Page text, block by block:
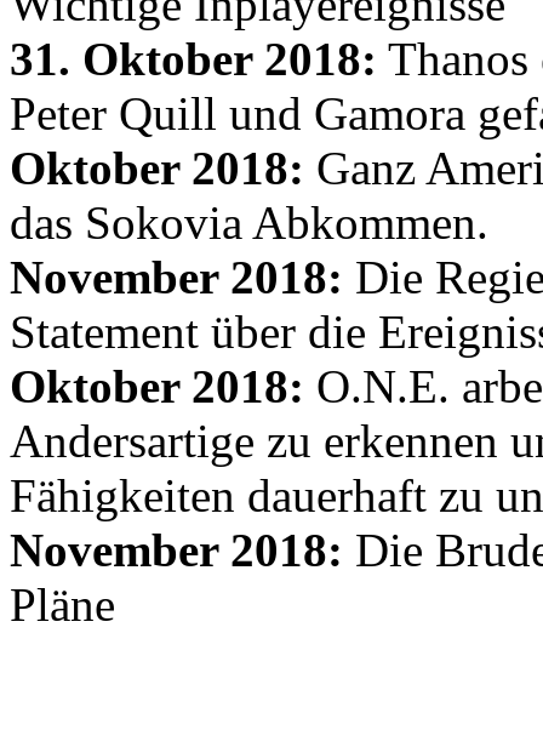
31. Oktober 2018:
Peter Quill und Gamora
Oktober 2018: Ganz
das Sokovia Abkommen.
November 2018: Die
Statement über die
Oktober 2018: O.N.E.
Andersartige zu erkennen
Fähigkeiten dauerhaft zu
November 2018: Die
Pläne